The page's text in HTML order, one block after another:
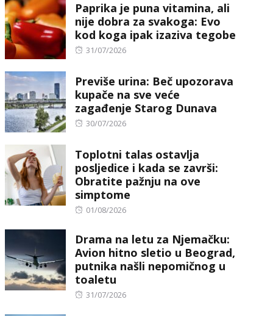
Paprika je puna vitamina, ali
nije dobra za svakoga: Evo
kod koga ipak izaziva tegobe
Posted
31/07/2026
Previše urina: Beč upozorava
kupače na sve veće
zagađenje Starog Dunava
Posted
30/07/2026
Toplotni talas ostavlja
posljedice i kada se završi:
Obratite pažnju na ove
simptome
Posted
01/08/2026
Drama na letu za Njemačku:
Avion hitno sletio u Beograd,
putnika našli nepomičnog u
toaletu
Posted
31/07/2026